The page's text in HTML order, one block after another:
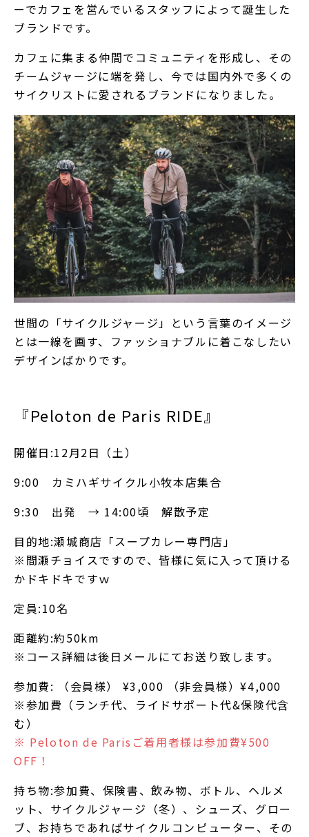
ーでカフェを営んでいるスタッフによって誕生した
ブランドです。
カフェに集まる仲間でコミュニティを形成し、その
チームジャージに端を発し、今では国内外で多くの
サイクリストに愛されるブランドになりました。
世間の「サイクルジャージ」という言葉のイメージ
とは一線を画す、ファッショナブルに着こなしたい
デザインばかりです。
『Peloton de Paris RIDE』
開催日:12月2日（土）
9:00 カミハギサイクル小牧本店集合
9:30 出発 → 14:00頃 解散予定
目的地:瀬城商店「スープカレー専門店」
※間瀬チョイスですので、皆様に気に入って頂ける
かドキドキですｗ
定員:10名
距離約:約50km
※コース詳細は後日メールにてお送り致します。
参加費: （会員様） ¥3,000 （非会員様）¥4,000
※参加費（ランチ代、ライドサポート代&保険代含
む）
※ Peloton de Parisご着用者様は参加費¥500
OFF！
持ち物:参加費、保険書、飲み物、ボトル、ヘルメ
ット、サイクルジャージ（冬）、シューズ、グロー
ブ、お持ちであればサイクルコンピューター、その